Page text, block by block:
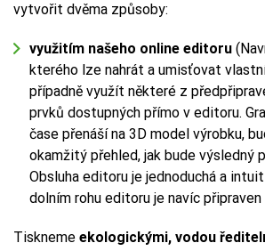
vytvořit dvěma způsoby:
využitím našeho online editoru
kterého lze nahrát a umisťovat
případně využít některé z
prvků dostupných přímo v editoru.
čase přenáší na 3D model výrobku,
okamžitý přehled, jak bude výsledný
Obsluha editoru je jednoduchá a
dolním rohu editoru je navíc připraven
Tiskneme ekologickými, vodou